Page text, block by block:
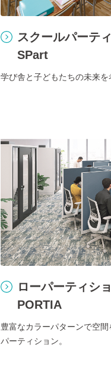
スクールパーテ
SPart
学び舎と子どもたちの未来
ローパーティシ
PORTIA
豊富なカラーパターンで空
パーティション。